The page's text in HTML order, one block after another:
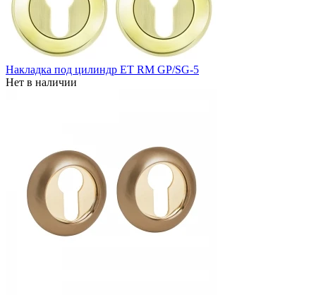
Накладка под цилиндр ET RM GP/SG-5
Нет в наличии